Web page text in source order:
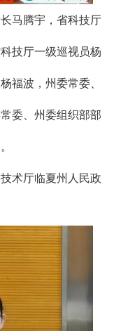
马腾宇，省科技厅
技厅一级巡视员杨
福波，州委常委、
委、州委组织部部
术厅临夏州人民政